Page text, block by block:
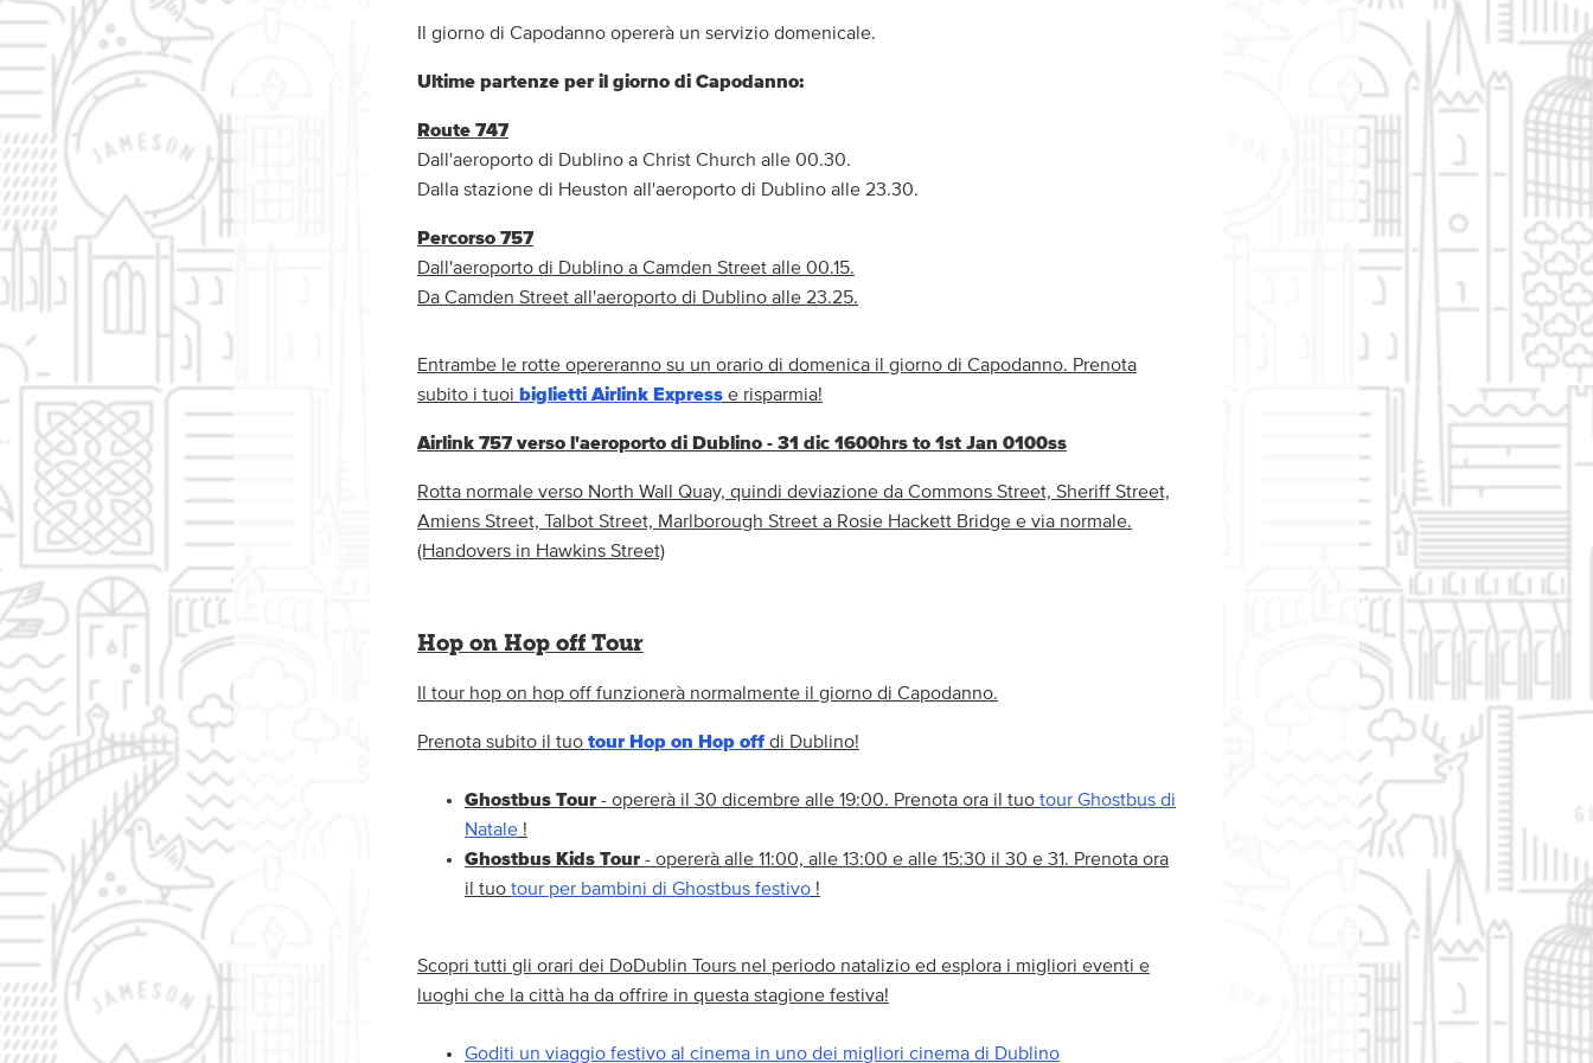
Il giorno di Capodanno opererà un servizio domenicale.
Ultime partenze per il giorno di Capodanno:
Route 747
Dall'aeroporto di Dublino a Christ Church alle 00.30.
Dalla stazione di Heuston all'aeroporto di Dublino alle 23.30.
Percorso 757
Dall'aeroporto di Dublino a Camden Street alle 00.15.
Da Camden Street all'aeroporto di Dublino alle 23.25.
Entrambe le rotte opereranno su un orario di domenica il giorno di Capodanno. Prenota
subito i tuoi biglietti Airlink Express e risparmia!
Airlink 757 verso l'aeroporto di Dublino - 31 dic 1600hrs to 1st Jan 0100ss
Rotta normale verso North Wall Quay, quindi deviazione da Commons Street, Sheriff Street,
Amiens Street, Talbot Street, Marlborough Street a Rosie Hackett Bridge e via normale.
(Handovers in Hawkins Street)
Hop on Hop off Tour
Il tour hop on hop off funzionerà normalmente il giorno di Capodanno.
Prenota subito il tuo tour Hop on Hop off di Dublino!
Ghostbus Tour - opererà il 30 dicembre alle 19:00. Prenota ora il tuo tour Ghostbus di
Natale !
Ghostbus Kids Tour - opererà alle 11:00, alle 13:00 e alle 15:30 il 30 e 31. Prenota ora
il tuo tour per bambini di Ghostbus festivo !
Scopri tutti gli orari dei DoDublin Tours nel periodo natalizio ed esplora i migliori eventi e
luoghi che la città ha da offrire in questa stagione festiva!
Goditi un viaggio festivo al cinema in uno dei migliori cinema di Dublino